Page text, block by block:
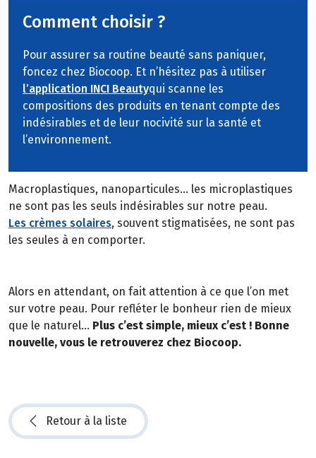
Comment choisir ?
Pour assurer sa routine beauté sans paniquer,
foncez chez Biocoop. Et n’hésitez pas à utiliser
l’application INCI Beautyqui scanne les
compositions des produits en tenant compte des
indésirables et de leur nocivité sur la santé et
l’environnement.
Macroplastiques, nanoparticules… les microplastiques
ne sont pas les seuls indésirables sur notre peau.
Les crèmes solaires, souvent stigmatisées, ne sont pas
les seules à en comporter.
Alors en attendant, on fait attention à ce que l’on met
sur votre peau. Pour refléter le bonheur rien de mieux
que le naturel… Plus c’est simple, mieux c’est ! Bonne
nouvelle, vous le retrouverez chez Biocoop.
Retour à la liste